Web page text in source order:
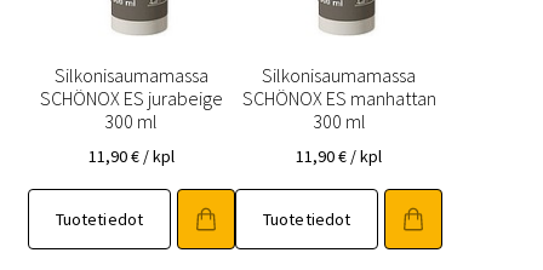
Silkonisaumamassa
SCHÖNOX ES jurabeige
300 ml
11,90€ / kpl
Tuotetiedot
Silkonisaumamassa
SCHÖNOX ES manhattan
300 ml
11,90€ / kpl
Tuotetiedot